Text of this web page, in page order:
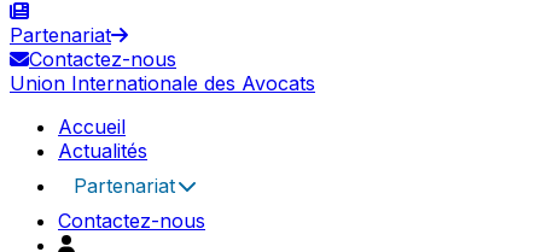
Partenariat
Contactez-nous
Union Internationale des Avocats
Accueil
Actualités
Partenariat
Contactez-nous